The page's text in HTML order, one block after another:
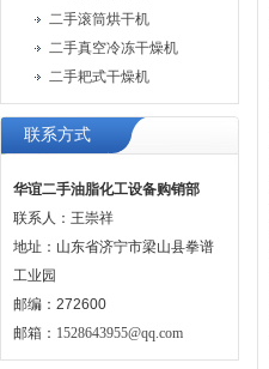
二手滚筒烘干机
二手真空冷冻干燥机
二手耙式干燥机
联系方式
华谊二手油脂化工设备购销部
联系人：王崇祥
地址：山东省济宁市梁山县拳谱
工业园
邮编：272600
邮箱： 1528643955@qq.com